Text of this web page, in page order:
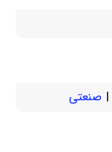
صنعتی